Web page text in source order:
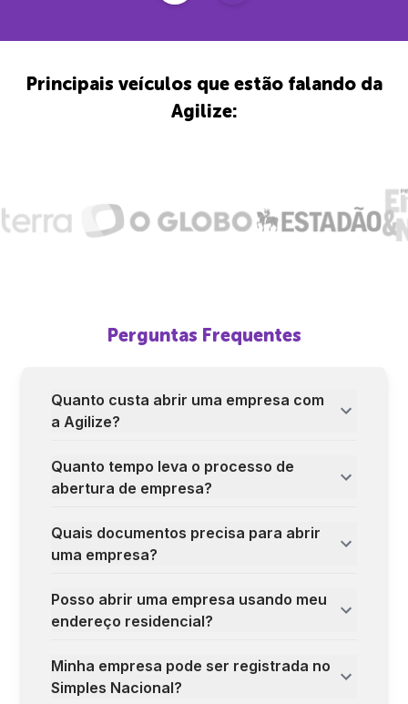
Principais veículos que estão falando da
Agilize:
Perguntas Frequentes
Quanto custa abrir uma empresa com
a Agilize?
Quanto tempo leva o processo de
abertura de empresa?
Quais documentos precisa para abrir
uma empresa?
Posso abrir uma empresa usando meu
endereço residencial?
Minha empresa pode ser registrada no
Simples Nacional?